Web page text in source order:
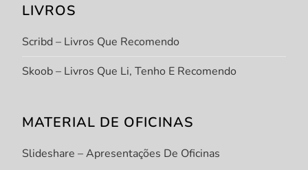
LIVROS
Scribd – Livros Que Recomendo
Skoob – Livros Que Li, Tenho E Recomendo
MATERIAL DE OFICINAS
Slideshare – Apresentações De Oficinas